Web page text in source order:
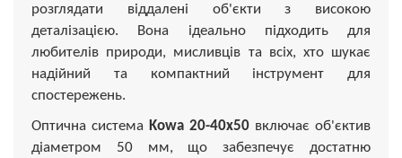
розглядати віддалені об'єкти з високою
деталізацією. Вона ідеально підходить для
любителів природи, мисливців та всіх, хто шукає
надійний та компактний інструмент для
спостережень.
Оптична система Kowa 20-40x50 включає об'єктив
діаметром 50 мм, що забезпечує достатню